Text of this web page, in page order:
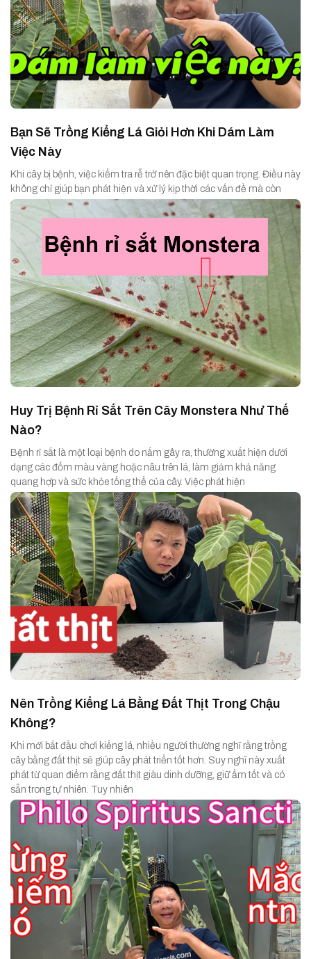
Bạn Sẽ Trồng Kiểng Lá Giỏi Hơn Khi Dám Làm
Việc Này
Khi cây bị bệnh, việc kiểm tra rễ trở nên đặc biệt quan trọng. Điều này
không chỉ giúp bạn phát hiện và xử lý kịp thời các vấn đề mà còn
Huy Trị Bệnh Rỉ Sắt Trên Cây Monstera Như Thế
Nào?
Bệnh rỉ sắt là một loại bệnh do nấm gây ra, thường xuất hiện dưới
dạng các đốm màu vàng hoặc nâu trên lá, làm giảm khả năng
quang hợp và sức khỏe tổng thể của cây. Việc phát hiện
Nên Trồng Kiểng Lá Bằng Đất Thịt Trong Chậu
Không?
Khi mới bắt đầu chơi kiểng lá, nhiều người thường nghĩ rằng trồng
cây bằng đất thịt sẽ giúp cây phát triển tốt hơn. Suy nghĩ này xuất
phát từ quan điểm rằng đất thịt giàu dinh dưỡng, giữ ẩm tốt và có
sẵn trong tự nhiên. Tuy nhiên